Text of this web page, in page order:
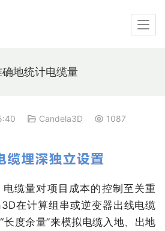
地统计电缆量
Candela3D 1087
缆量对项目成本的控制至关重
在计算组串或逆变器出线电缆
长度余量”来模拟电缆入地、出地